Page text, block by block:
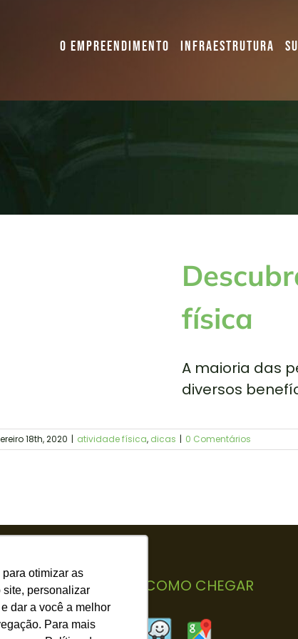
otimizar as
personalizar
dar a você a melhor
Para mais
O EMPREENDIMENTO INFRAESTRUTURA
física
A maioria das
diversos
18th, 2020 | atividade física, dicas | 0 Comentários
VENDAS
Prado,
COMO CHEGAR